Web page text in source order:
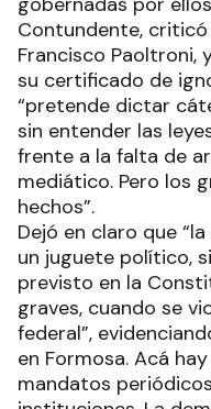
Contundente,
Francisco Paoltroni,
su certificado de
“pretende dictar
sin entender las
frente a la falta de
mediático. Pero los
hechos”.
Dejó en claro que
un juguete político,
previsto en la
graves, cuando se
federal”,
en Formosa. Acá
mandatos